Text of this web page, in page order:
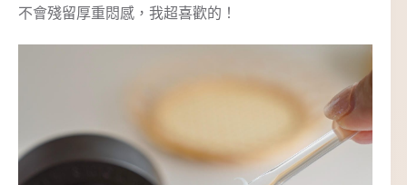
不會殘留厚重悶感，我超喜歡的！